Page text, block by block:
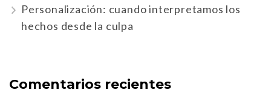
Personalización: cuando interpretamos los
hechos desde la culpa
Comentarios recientes